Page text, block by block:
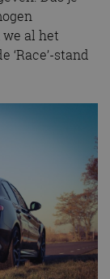
al het
‘Race’-stand